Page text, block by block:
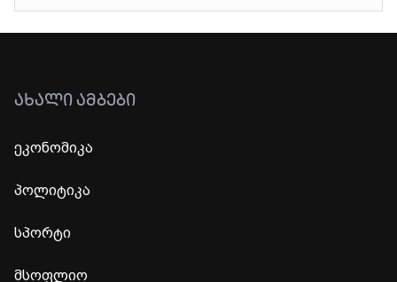
ᲐᲮᲐᲚᲘ ᲐᲛᲑᲔᲑᲘ
ეკონომიკა
პოლიტიკა
სპორტი
მსოფლიო